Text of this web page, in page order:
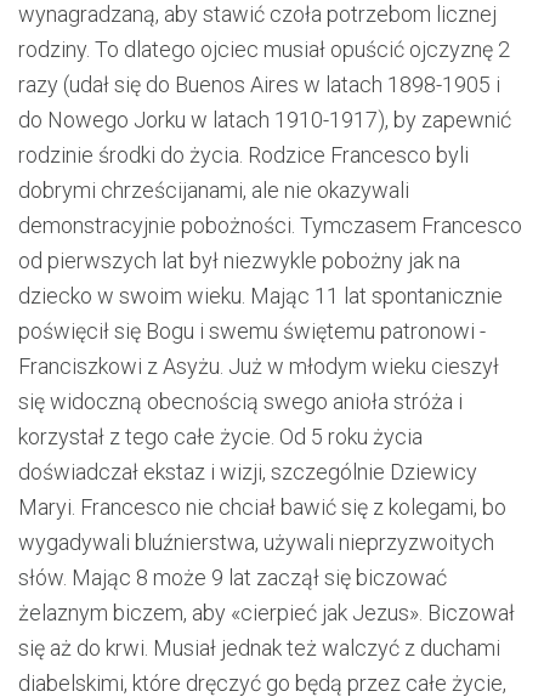
wynagradzaną, aby stawić czoła potrzebom licznej
rodziny. To dlatego ojciec musiał opuścić ojczyznę 2
razy (udał się do Buenos Aires w latach 1898-1905 i
do Nowego Jorku w latach 1910-1917), by zapewnić
rodzinie środki do życia. Rodzice Francesco byli
dobrymi chrześcijanami, ale nie okazywali
demonstracyjnie pobożności. Tymczasem Francesco
od pierwszych lat był niezwykle pobożny jak na
dziecko w swoim wieku. Mając 11 lat spontanicznie
poświęcił się Bogu i swemu świętemu patronowi -
Franciszkowi z Asyżu. Już w młodym wieku cieszył
się widoczną obecnością swego anioła stróża i
korzystał z tego całe życie. Od 5 roku życia
doświadczał ekstaz i wizji, szczególnie Dziewicy
Maryi. Francesco nie chciał bawić się z kolegami, bo
wygadywali bluźnierstwa, używali nieprzyzwoitych
słów. Mając 8 może 9 lat zaczął się biczować
żelaznym biczem, aby «cierpieć jak Jezus». Biczował
się aż do krwi. Musiał jednak też walczyć z duchami
diabelskimi, które dręczyć go będą przez całe życie,